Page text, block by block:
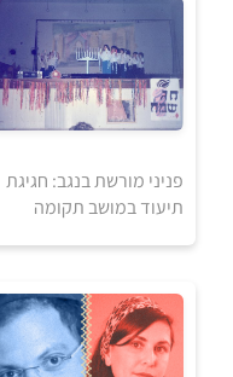
למידע ולרכישה
למידע ולרכישה
פניני מורשת בנגב: חגיגת
תיעוד במושב תקומה